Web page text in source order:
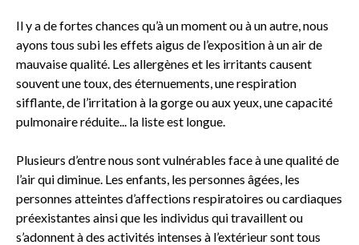
Il y a de fortes chances qu’à un moment ou à un autre, nous
ayons tous subi les effets aigus de l’exposition à un air de
mauvaise qualité. Les allergènes et les irritants causent
souvent une toux, des éternuements, une respiration
sifflante, de l’irritation à la gorge ou aux yeux, une capacité
pulmonaire réduite... la liste est longue.
Plusieurs d’entre nous sont vulnérables face à une qualité de
l’air qui diminue. Les enfants, les personnes âgées, les
personnes atteintes d’affections respiratoires ou cardiaques
préexistantes ainsi que les individus qui travaillent ou
s’adonnent à des activités intenses à l’extérieur sont tous